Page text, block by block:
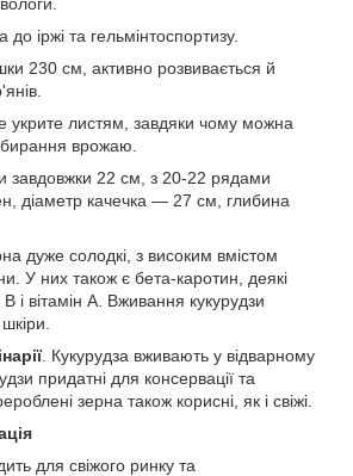
до іржі та гельмінтоспортизу.
230 см, активно розвивається й
укрите листям, завдяки чому можна
врожаю.
завдовжки 22 см, з 20-22 рядами
діаметр качечка — 27 см, глибина
дуже солодкі, з високим вмістом
У них також є бета-каротин, деякі
B і вітамін А. Вживання кукурудзи
. Кукурудза вживають у відварному
придатні для консервації та
зерна також корисні, як і свіжі.
для свіжого ринку та